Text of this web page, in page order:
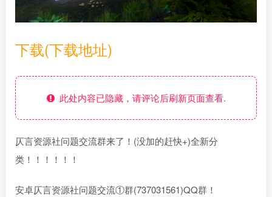
下载(下载地址)
此处内容已隐藏，请评论后刷新页面查看.
仄言资源社问题交流群来了！(没加的赶快+)全新分
类！！！！！！
安卓仄言资源社问题交流①群(737031561)QQ群！